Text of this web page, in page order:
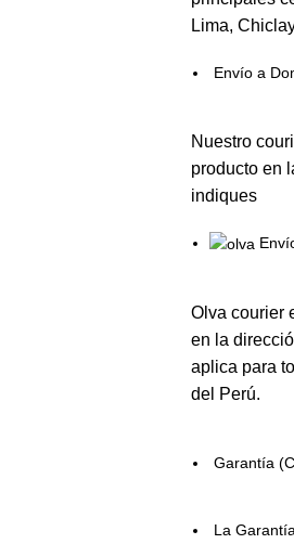
Lima,
Envío a
Nuestro
producto en
indiques
Olva courier
en la
aplica para
del Perú.
Garantía
La